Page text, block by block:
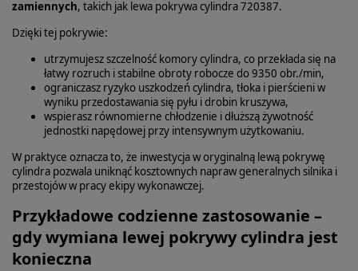
zamiennych, takich jak lewa pokrywa cylindra 720387.
Dzięki tej pokrywie:
utrzymujesz szczelność komory cylindra, co przekłada się na
łatwy rozruch i stabilne obroty robocze do 9350 obr./min,
ograniczasz ryzyko uszkodzeń cylindra, tłoka i pierścieni w
wyniku przedostawania się pyłu i drobin kruszywa,
wspierasz równomierne chłodzenie i dłuższą żywotność
jednostki napędowej przy intensywnym użytkowaniu.
W praktyce oznacza to, że inwestycja w oryginalną lewą pokrywę
cylindra pozwala uniknąć kosztownych napraw generalnych silnika i
przestojów w pracy ekipy wykonawczej.
Przykładowe codzienne zastosowanie –
gdy wymiana lewej pokrywy cylindra jest
konieczna